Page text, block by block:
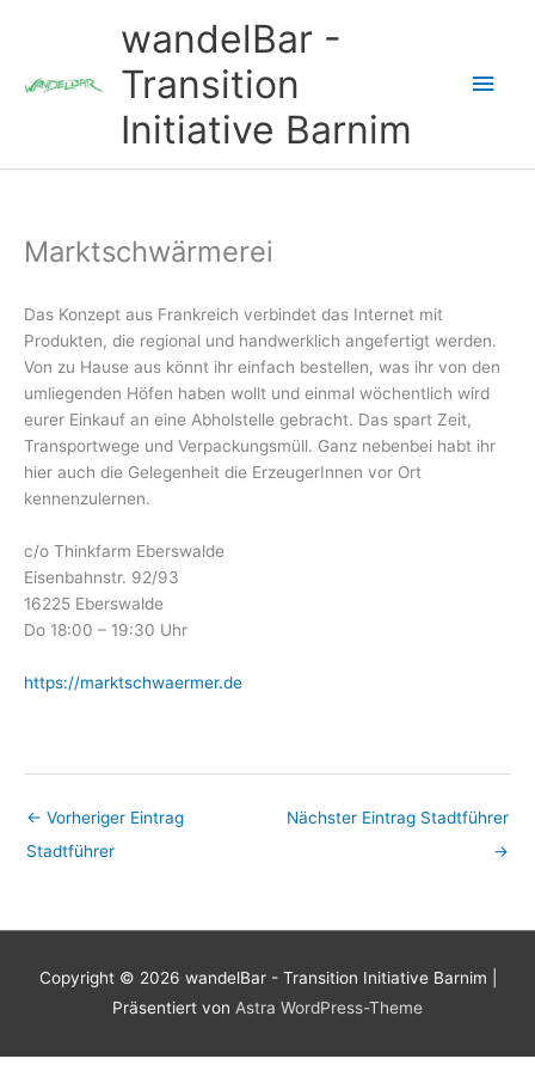
wandelBar -
Transition
Initiative Barnim
Marktschwärmerei
Das Konzept aus Frankreich verbindet das Internet mit
Produkten, die regional und handwerklich angefertigt werden.
Von zu Hause aus könnt ihr einfach bestellen, was ihr von den
umliegenden Höfen haben wollt und einmal wöchentlich wird
eurer Einkauf an eine Abholstelle gebracht. Das spart Zeit,
Transportwege und Verpackungsmüll. Ganz nebenbei habt ihr
hier auch die Gelegenheit die ErzeugerInnen vor Ort
kennenzulernen.
c/o Thinkfarm Eberswalde
Eisenbahnstr. 92/93
16225 Eberswalde
Do 18:00 – 19:30 Uhr
https://marktschwaermer.de
← Vorheriger Eintrag
Stadtführer
Nächster Eintrag Stadtführer
→
Copyright © 2026 wandelBar - Transition Initiative Barnim
Präsentiert von Astra WordPress-Theme